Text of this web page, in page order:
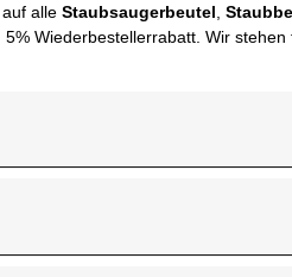
auf alleStaubsaugerbeutel ,
5% Wiederbestellerrabatt. Wir